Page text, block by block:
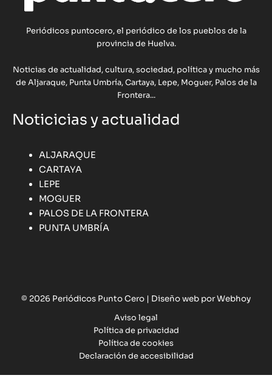
Periódicos puntocero, el periódico de los pueblos de la
provincia de Huelva.
Noticias de actualidad, cultura, sociedad, política y mucho más
de Aljaraque, Punta Umbría, Cartaya, Lepe, Moguer, Palos de la
Frontera...
Noticicias y actualidad
ALJARAQUE
CARTAYA
LEPE
MOGUER
PALOS DE LA FRONTERA
PUNTA UMBRÍA
© 2026 Periódicos Punto Cero | Diseño web por Webhoy
Aviso legal
Política de privacidad
Política de cookies
Declaración de accesibilidad